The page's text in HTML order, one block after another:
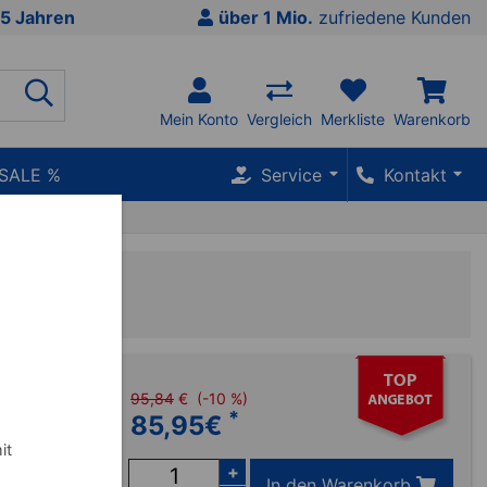
Jahren über 1 Mio. zufriedene Kunden
Mein Konto Vergleich Merkliste Warenkorb
SALE % Service Kontakt
95,84 € (-10 %)
85,95€ *
+